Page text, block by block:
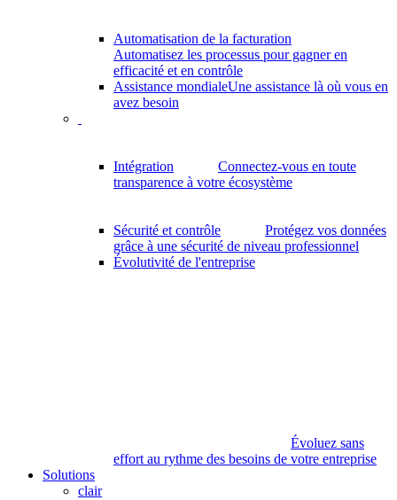
Automatisation de la facturation
Automatisez les processus pour gagner en
efficacité et en contrôle
Assistance mondialeUne assistance là où vous en
avez besoin
Intégration
Connectez-vous en toute
transparence à votre écosystème
Sécurité et contrôle
Protégez vos données
grâce à une sécurité de niveau professionnel
Évolutivité de l'entreprise
Évoluez sans
effort au rythme des besoins de votre entreprise
Solutions
clair